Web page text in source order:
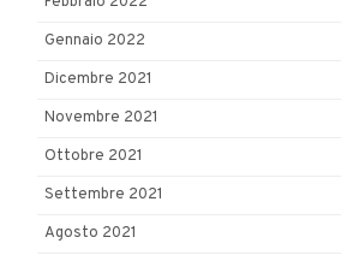
Gennaio 2022
Dicembre 2021
Novembre 2021
Ottobre 2021
Settembre 2021
Agosto 2021